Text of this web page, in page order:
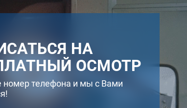
НА
ОСМОТР
номер телефона и мы с Вами